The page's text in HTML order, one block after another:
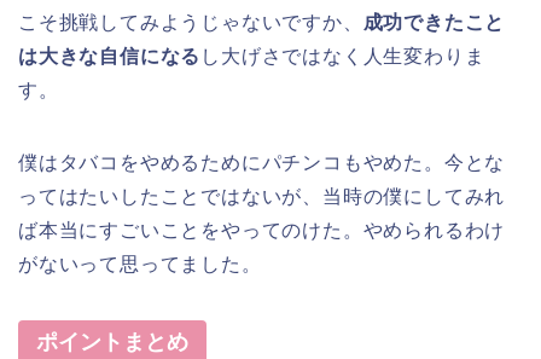
こそ挑戦してみようじゃないですか、 成功できたこと
は大きな自信になる し大げさではなく人生変わりま
す。
僕はタバコをやめるためにパチンコもやめた。今とな
ってはたいしたことではないが、当時の僕にしてみれ
ば本当にすごいことをやってのけた。やめられるわけ
がないって思ってました。
ポイントまとめ